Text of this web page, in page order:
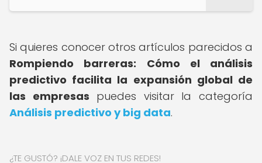
Si quieres conocer otros artículos parecidos a
Rompiendo barreras: Cómo el análisis
predictivo facilita la expansión global de
las empresas puedes visitar la categoría
Análisis predictivo y big data.
¿TE GUSTÓ? ¡DALE VOZ EN TUS REDES!